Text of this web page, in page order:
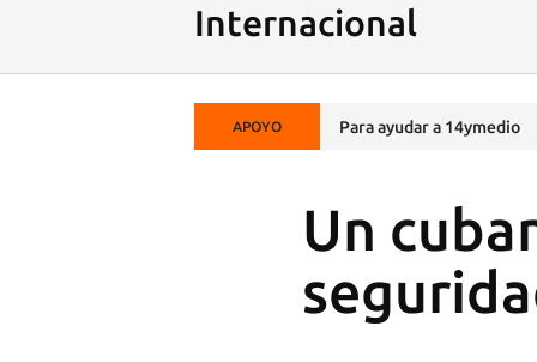
Internacional
APOYO Para ayudar a 14ymedio
Un